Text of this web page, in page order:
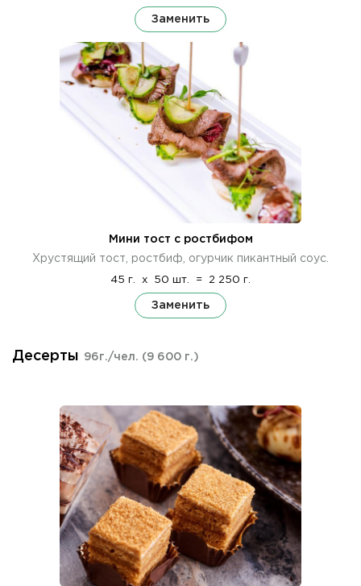
Заменить
Мини тост с ростбифом
Хрустящий тост, ростбиф, огурчик пикантный соус.
45 г. x 50 шт. = 2 250 г.
Заменить
Десерты 96г./чел. (9 600 г.)